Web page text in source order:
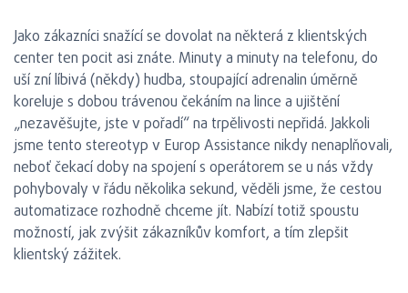
Jako zákazníci snažící se dovolat na některá z klientských
center ten pocit asi znáte. Minuty a minuty na telefonu, do
uší zní líbivá (někdy) hudba, stoupající adrenalin úměrně
koreluje s dobou trávenou čekáním na lince a ujištění
„nezavěšujte, jste v pořadí“ na trpělivosti nepřidá. Jakkoli
jsme tento stereotyp v Europ Assistance nikdy nenaplňovali,
neboť čekací doby na spojení s operátorem se u nás vždy
pohybovaly v řádu několika sekund, věděli jsme, že cestou
automatizace rozhodně chceme jít. Nabízí totiž spoustu
možností, jak zvýšit zákazníkův komfort, a tím zlepšit
klientský zážitek.